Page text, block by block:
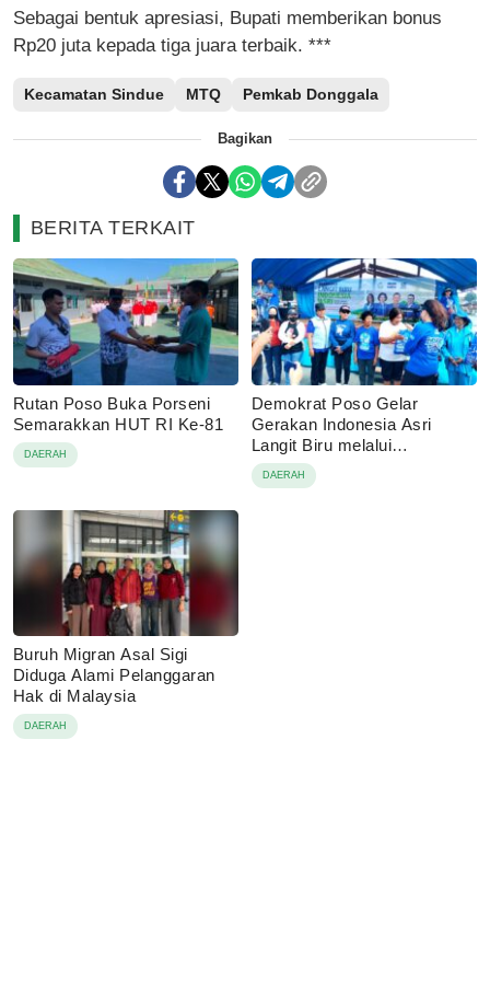
Sebagai bentuk apresiasi, Bupati memberikan bonus
Rp20 juta kepada tiga juara terbaik. ***
Kecamatan Sindue MTQ Pemkab Donggala
Bagikan
BERITA TERKAIT
Rutan Poso Buka Porseni
Semarakkan HUT RI Ke-81
DAERAH
Demokrat Poso Gelar
Gerakan Indonesia Asri
Langit Biru melalui
Pembagian Sembako
DAERAH
Buruh Migran Asal Sigi
Diduga Alami Pelanggaran
Hak di Malaysia
DAERAH